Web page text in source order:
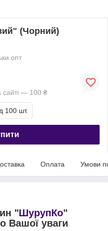
(Чорний)
опт
сайті — 100 ₴
100 шт.
Оплата Умови
"ШурупКо"
Вашої уваги